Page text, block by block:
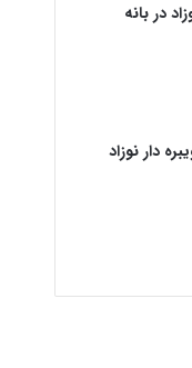
در بانه
دار نوزاد